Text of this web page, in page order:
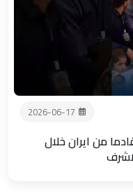
2026-06-17
من ايران خلال